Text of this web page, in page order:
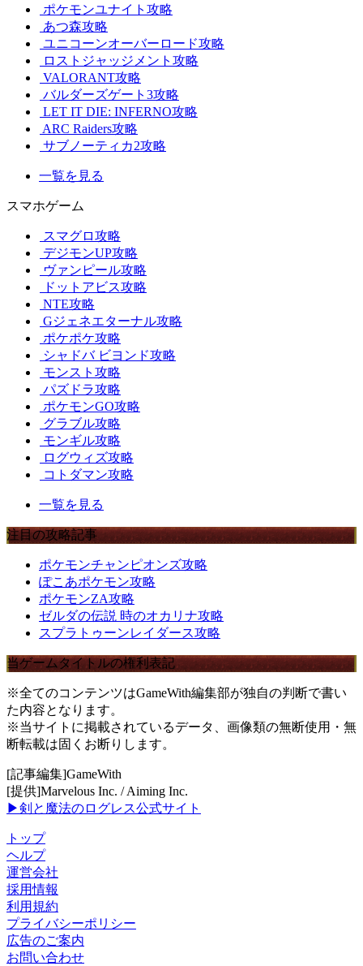
ポケモンユナイト攻略
あつ森攻略
ユニコーンオーバーロード攻略
ロストジャッジメント攻略
VALORANT攻略
バルダーズゲート3攻略
LET IT DIE: INFERNO攻略
ARC Raiders攻略
サブノーティカ2攻略
一覧を見る
スマホゲーム
スマグロ攻略
デジモンUP攻略
ヴァンピール攻略
ドットアビス攻略
NTE攻略
Gジェネエターナル攻略
ポケポケ攻略
シャドバ ビヨンド攻略
モンスト攻略
パズドラ攻略
ポケモンGO攻略
グラブル攻略
モンギル攻略
ログウィズ攻略
コトダマン攻略
一覧を見る
注目の攻略記事
ポケモンチャンピオンズ攻略
ぽこあポケモン攻略
ポケモンZA攻略
ゼルダの伝説 時のオカリナ攻略
スプラトゥーンレイダース攻略
当ゲームタイトルの権利表記
※全てのコンテンツはGameWith編集部が独自の判断で書い
た内容となります。
※当サイトに掲載されているデータ、画像類の無断使用・無
断転載は固くお断りします。
[記事編集]GameWith
[提供]Marvelous Inc. / Aiming Inc.
▶剣と魔法のログレス公式サイト
トップ
ヘルプ
運営会社
採用情報
利用規約
プライバシーポリシー
広告のご案内
お問い合わせ